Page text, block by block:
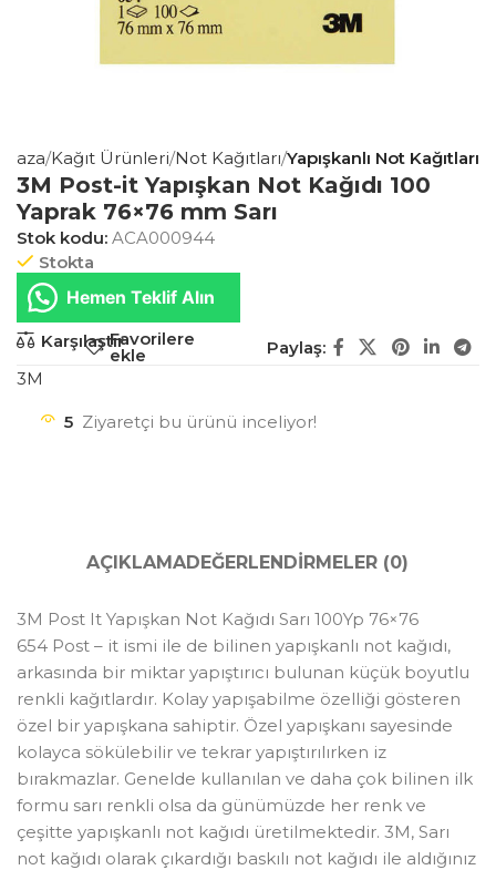
Kağıt Ürünleri Not Kağıtları Yapışkanlı Not Kağıtları
3M Post-it Yapışkan Not Kağıdı 100
Yaprak 76×76 mm Sarı
Stok kodu: ACA000944
Stokta
Hemen Teklif Alın
KarşılaştırFavorilere
ekle
Paylaş:
3M
5 Ziyaretçi bu ürünü inceliyor!
AÇIKLAMADEĞERLENDIRMELER (0)
3M Post It Yapışkan Not Kağıdı Sarı 100Yp 76×76
654 Post – it ismi ile de bilinen yapışkanlı not kağıdı,
arkasında bir miktar yapıştırıcı bulunan küçük boyutlu
renkli kağıtlardır. Kolay yapışabilme özelliği gösteren
özel bir yapışkana sahiptir. Özel yapışkanı sayesinde
kolayca sökülebilir ve tekrar yapıştırılırken iz
bırakmazlar. Genelde kullanılan ve daha çok bilinen ilk
formu sarı renkli olsa da günümüzde her renk ve
çeşitte yapışkanlı not kağıdı üretilmektedir. 3M, Sarı
not kağıdı olarak çıkardığı baskılı not kağıdı ile aldığınız